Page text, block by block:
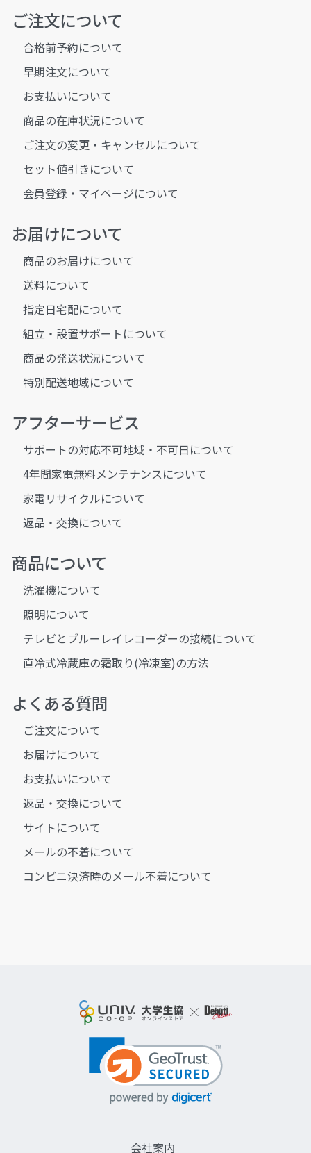
ご注文について
合格前予約について
早期注文について
お支払いについて
商品の在庫状況について
ご注文の変更・キャンセルについて
セット値引きについて
会員登録・マイページについて
お届けについて
商品のお届けについて
送料について
指定日宅配について
組立・設置サポートについて
商品の発送状況について
特別配送地域について
アフターサービス
サポートの対応不可地域・不可日について
4年間家電無料メンテナンスについて
家電リサイクルについて
返品・交換について
商品について
洗濯機について
照明について
テレビとブルーレイレコーダーの接続について
直冷式冷蔵庫の霜取り(冷凍室)の方法
よくある質問
ご注文について
お届けについて
お支払いについて
返品・交換について
サイトについて
メールの不着について
コンビニ決済時のメール不着について
会社案内